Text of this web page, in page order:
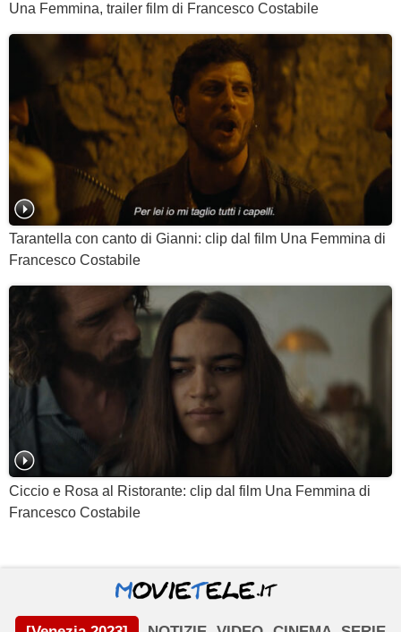
Una Femmina, trailer film di Francesco Costabile
Tarantella con canto di Gianni: clip dal film Una Femmina di
Francesco Costabile
Ciccio e Rosa al Ristorante: clip dal film Una Femmina di
Francesco Costabile